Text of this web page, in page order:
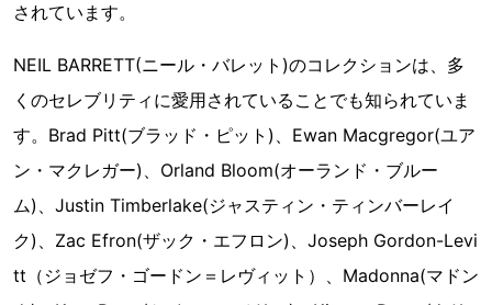
されています。
NEIL BARRETT(ニール・バレット)のコレクションは、多
くのセレブリティに愛用されていることでも知られていま
す。Brad Pitt(ブラッド・ピット)、Ewan Macgregor(ユア
ン・マクレガー)、Orland Bloom(オーランド・ブルー
ム)、Justin Timberlake(ジャスティン・ティンバーレイ
ク)、Zac Efron(ザック・エフロン)、Joseph Gordon-Levi
tt（ジョゼフ・ゴードン＝レヴィット）、Madonna(マドン